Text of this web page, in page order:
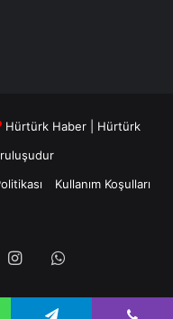
Hürtürk Haber
Hürtürk
Kullanım Koşulları
InstagramWhatsApp